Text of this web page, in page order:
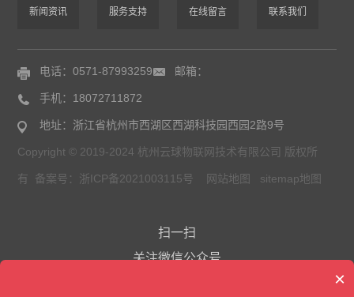
新闻资讯 服务支持 在线留言 联系我们
电话：0571-87993259 邮箱：
手机：18072711872
地址：浙江省杭州市西湖区西湖科技园西园2路9号
Copyright © 2019-2024 杭州云球物联网技术有限公司 版权所
有 备案号： 浙ICP备2021003115号 网站地图 sitemap地图
扫一扫
关注微信公众号
×